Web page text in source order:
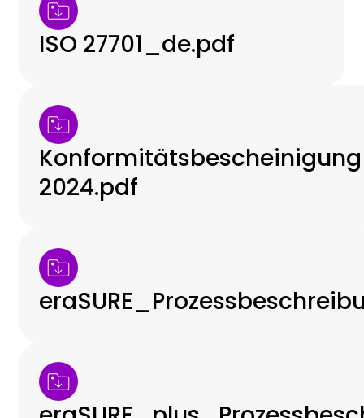
ISO 27701_de.pdf
Konformitätsbescheinigung
2024.pdf